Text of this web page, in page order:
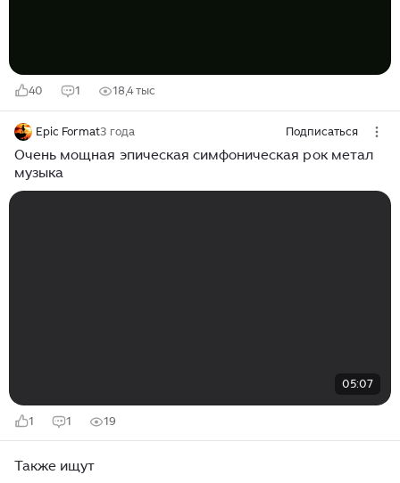
40 1 18,4 тыс
Epic Format3 года Подписаться
Очень мощная эпическая симфоническая рок метал
музыка
05:07
1 1 19
Также ищут